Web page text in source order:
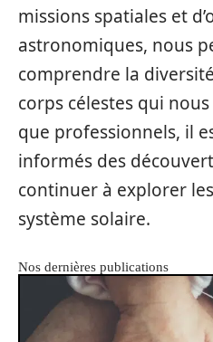
missions spatiales et
astronomiques, nous
comprendre la
corps célestes qui
que professionnels, il
informés des
continuer à explorer
système solaire.
Nos dernières publications